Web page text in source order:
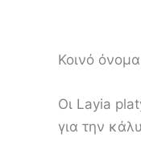
Κοινό
Οι Layia
για την